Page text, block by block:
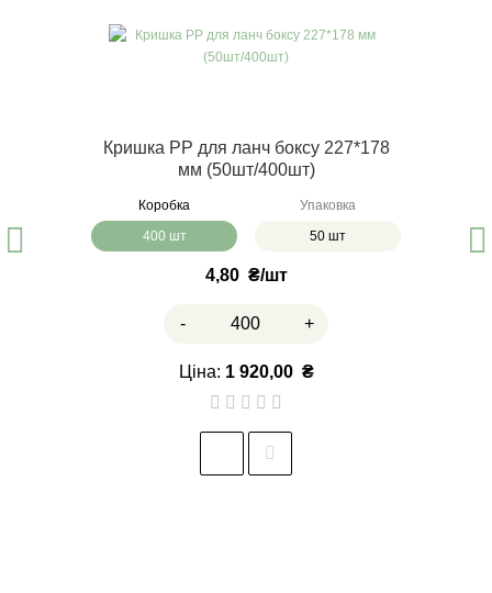
Кришка РР для ланч боксу 227*178
мм (50шт/400шт)
Коробка
400 шт
Упаковка
50 шт
4,80 ₴
- +
Ціна: 1 920,00 ₴